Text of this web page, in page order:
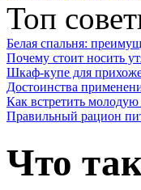
Топ
Белая спальня:
Почему стоит носить
Шкаф-купе для
Достоинства
Как встретить
Правильный рацион
Что